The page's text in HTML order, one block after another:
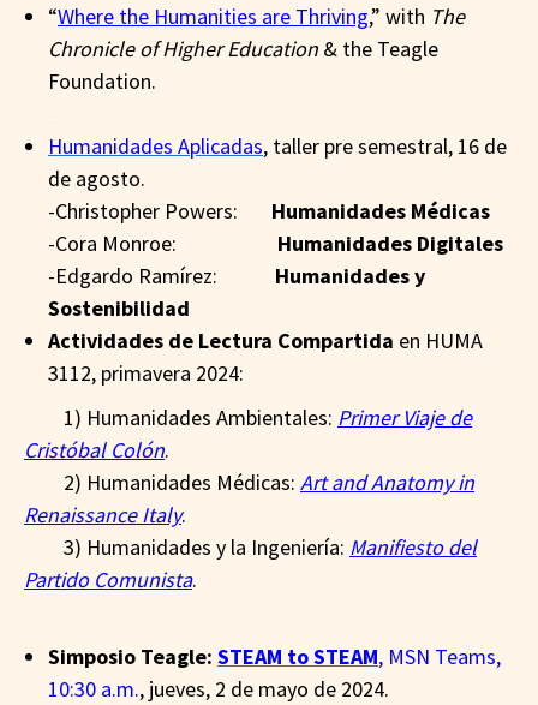
“Where the Humanities are Thriving,” with The
Chronicle of Higher Education & the Teagle
Foundation.
Humanidades Aplicadas, taller pre semestral, 16 de
de agosto.
-Christopher Powers: Humanidades Médicas
-Cora Monroe: Humanidades Digitales
-Edgardo Ramírez:
Humanidades y
Sostenibilidad
Actividades de Lectura Compartida en HUMA
3112, primavera 2024:
1) Humanidades Ambientales: Primer Viaje de
Cristóbal Colón.
2) Humanidades Médicas: Art and Anatomy in
Renaissance Italy.
3) Humanidades y la Ingeniería: Manifiesto del
Partido Comunista.
Simposio Teagle: STEAM to STEAM, MSN Teams,
10:30 a.m., jueves, 2 de mayo de 2024.